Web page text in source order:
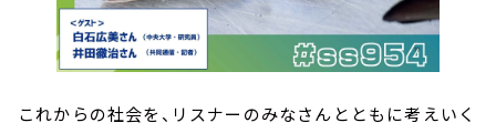
これからの社会を、リスナーのみなさんとともに考えいく